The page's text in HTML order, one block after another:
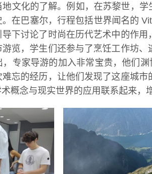
文化的了解。例如，在苏黎世，学
在巴塞尔，行程包括世界闻名的
下讨论了时尚在历代艺术中的作
览，学生们还参与了烹饪工作坊
专家导游的加入非常宝贵，他们
忘的经历，让他们发现了这座城
概念与现实世界的应用联系起来，